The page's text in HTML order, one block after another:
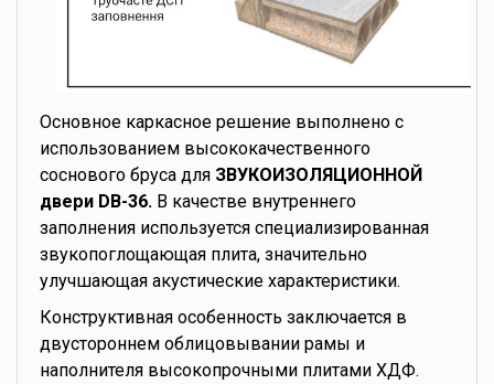
Основное каркасное решение выполнено с
использованием высококачественного
соснового бруса для ЗВУКОИЗОЛЯЦИОННОЙ
двери DB-36. В качестве внутреннего
заполнения используется специализированная
звукопоглощающая плита, значительно
улучшающая акустические характеристики.
Конструктивная особенность заключается в
двустороннем облицовывании рамы и
наполнителя высокопрочными плитами ХДФ.